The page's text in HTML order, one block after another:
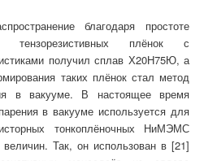
благодаря простоте
тензорезистивных плёнок с
получил сплав Х20Н75Ю, а
таких плёнок стал метод
в вакууме. В настоящее время
в вакууме используется для
тонкоплёночных НиМЭМС
величин. Так, он использован в [21]